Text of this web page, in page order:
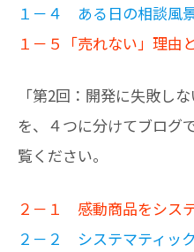
１－４ ある日の相談風景
１－５「売れない」理由
「第2回：開発に失敗し
を、４つに分けてブログ
覧ください。
２－１ 感動商品をシス
２－２ システマティッ